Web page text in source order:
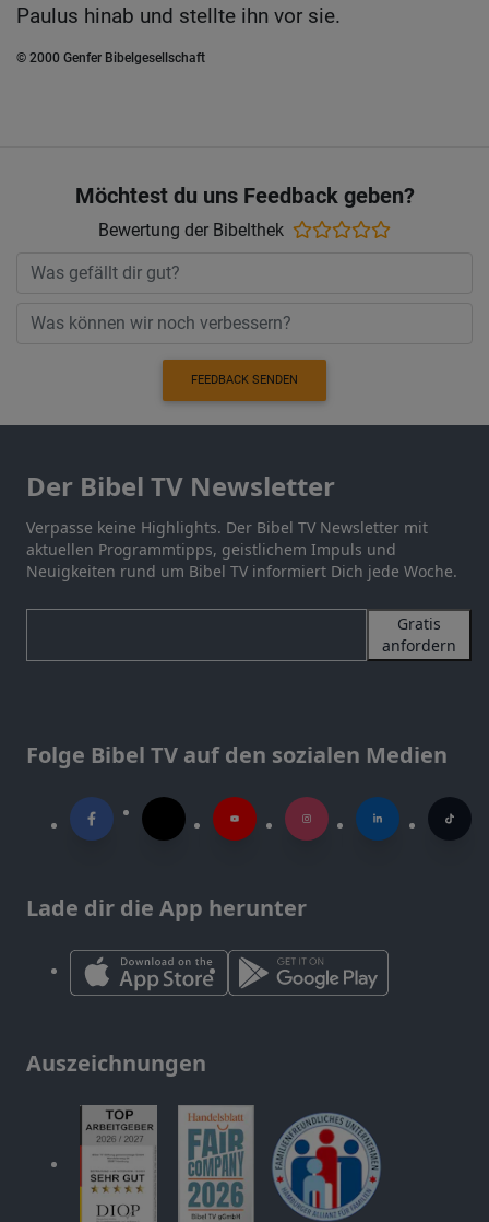
Paulus hinab und stellte ihn vor sie.
© 2000 Genfer Bibelgesellschaft
Möchtest du uns Feedback geben?
Bewertung der Bibelthek
FEEDBACK SENDEN
Der Bibel TV Newsletter
Verpasse keine Highlights. Der Bibel TV Newsletter mit
aktuellen Programmtipps, geistlichem Impuls und
Neuigkeiten rund um Bibel TV informiert Dich jede Woche.
Gratis
anfordern
Folge Bibel TV auf den sozialen Medien
Lade dir die App herunter
Auszeichnungen